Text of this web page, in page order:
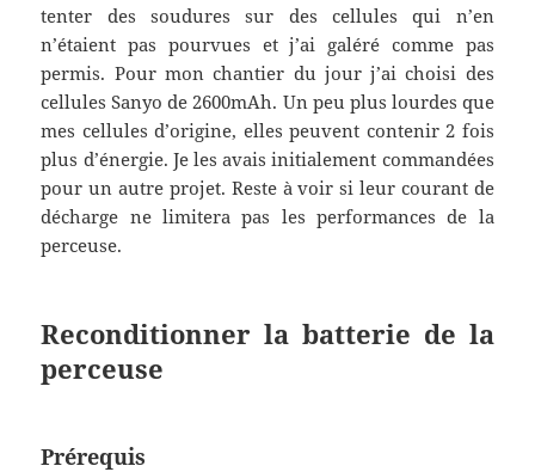
tenter des soudures sur des cellules qui n’en
n’étaient pas pourvues et j’ai galéré comme pas
permis. Pour mon chantier du jour j’ai choisi des
cellules Sanyo de 2600mAh. Un peu plus lourdes que
mes cellules d’origine, elles peuvent contenir 2 fois
plus d’énergie. Je les avais initialement commandées
pour un autre projet. Reste à voir si leur courant de
décharge ne limitera pas les performances de la
perceuse.
Reconditionner la batterie de la
perceuse
Prérequis